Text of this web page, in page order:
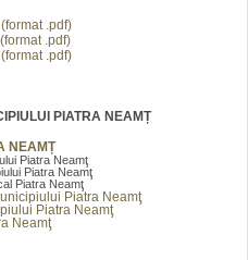
.pdf)
.pdf)
.pdf)
PIATRA NEAMȚ
NEAMȚ
Piatra Neamţ
Piatra Neamţ
Piatra Neamţ
Piatra Neamţ
Piatra Neamţ
Neamţ